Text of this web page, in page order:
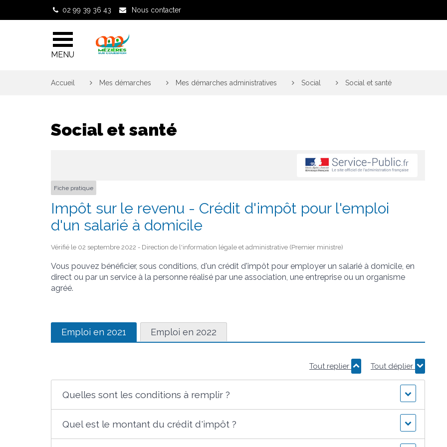
02 99 39 36 43 Nous contacter
MENU
Accueil Mes démarches Mes démarches administratives Social Social et santé
Social et santé
Fiche pratique
Impôt sur le revenu - Crédit d'impôt pour l'emploi
d'un salarié à domicile
Vérifié le 02 septembre 2022 - Direction de l'information légale et administrative (Premier ministre)
Vous pouvez bénéficier, sous conditions, d'un crédit d'impôt pour employer un salarié à domicile, en
direct ou par un service à la personne réalisé par une association, une entreprise ou un organisme
agréé.
Emploi en 2021 Emploi en 2022
Tout replier Tout déplier
Quelles sont les conditions à remplir ?
Quel est le montant du crédit d'impôt ?